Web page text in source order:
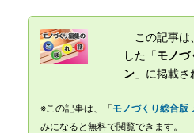
この記事は
した「モノづ
ン 」に掲載さ
※この記事は、「 モノづくり総合版
みになると無料で閲覧できます。